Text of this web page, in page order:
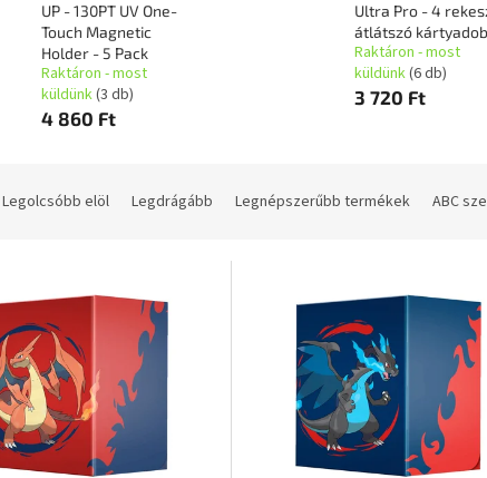
UP - 130PT UV One-
Touch Magnetic
Holder - 5 Pack
Raktáron - most
küldünk(3 db)
4 860 Ft
Ultra Pro - 4
átlátszó
Raktáron - most
küldünk(6 db)
3 720 Ft
Legolcsóbb elöl Legdrágább Legnépszerűbb termékek ABC